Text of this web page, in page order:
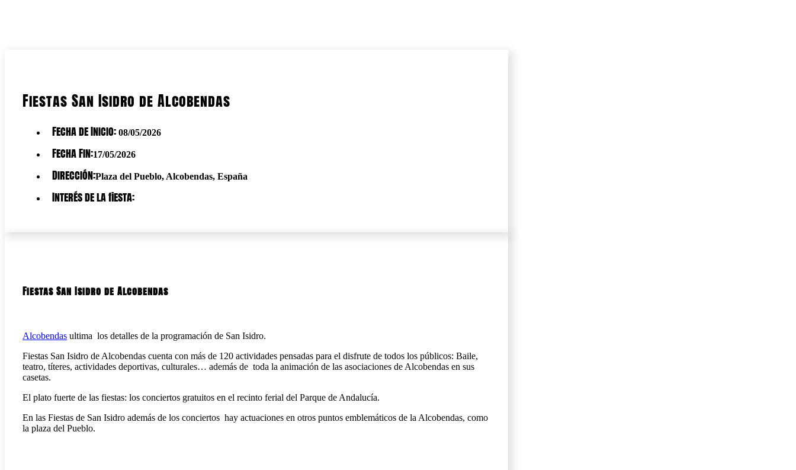
Fiestas San Isidro de Alcobendas
Fecha de Inicio: 08/05/2026
Fecha Fin:17/05/2026
Dirección:Plaza del Pueblo, Alcobendas, España
Interés de la fiesta:
Fiestas San Isidro de Alcobendas
Alcobendas ultima los detalles de la programación de San Isidro.
Fiestas San Isidro de Alcobendas cuenta con más de 120 actividades pensadas para el disfrute de todos los públicos: Baile,
teatro, títeres, actividades deportivas, culturales… además de toda la animación de las asociaciones de Alcobendas en sus
casetas.
El plato fuerte de las fiestas: los conciertos gratuitos en el recinto ferial del Parque de Andalucía.
En las Fiestas de San Isidro además de los conciertos hay actuaciones en otros puntos emblemáticos de la Alcobendas, como
la plaza del Pueblo.